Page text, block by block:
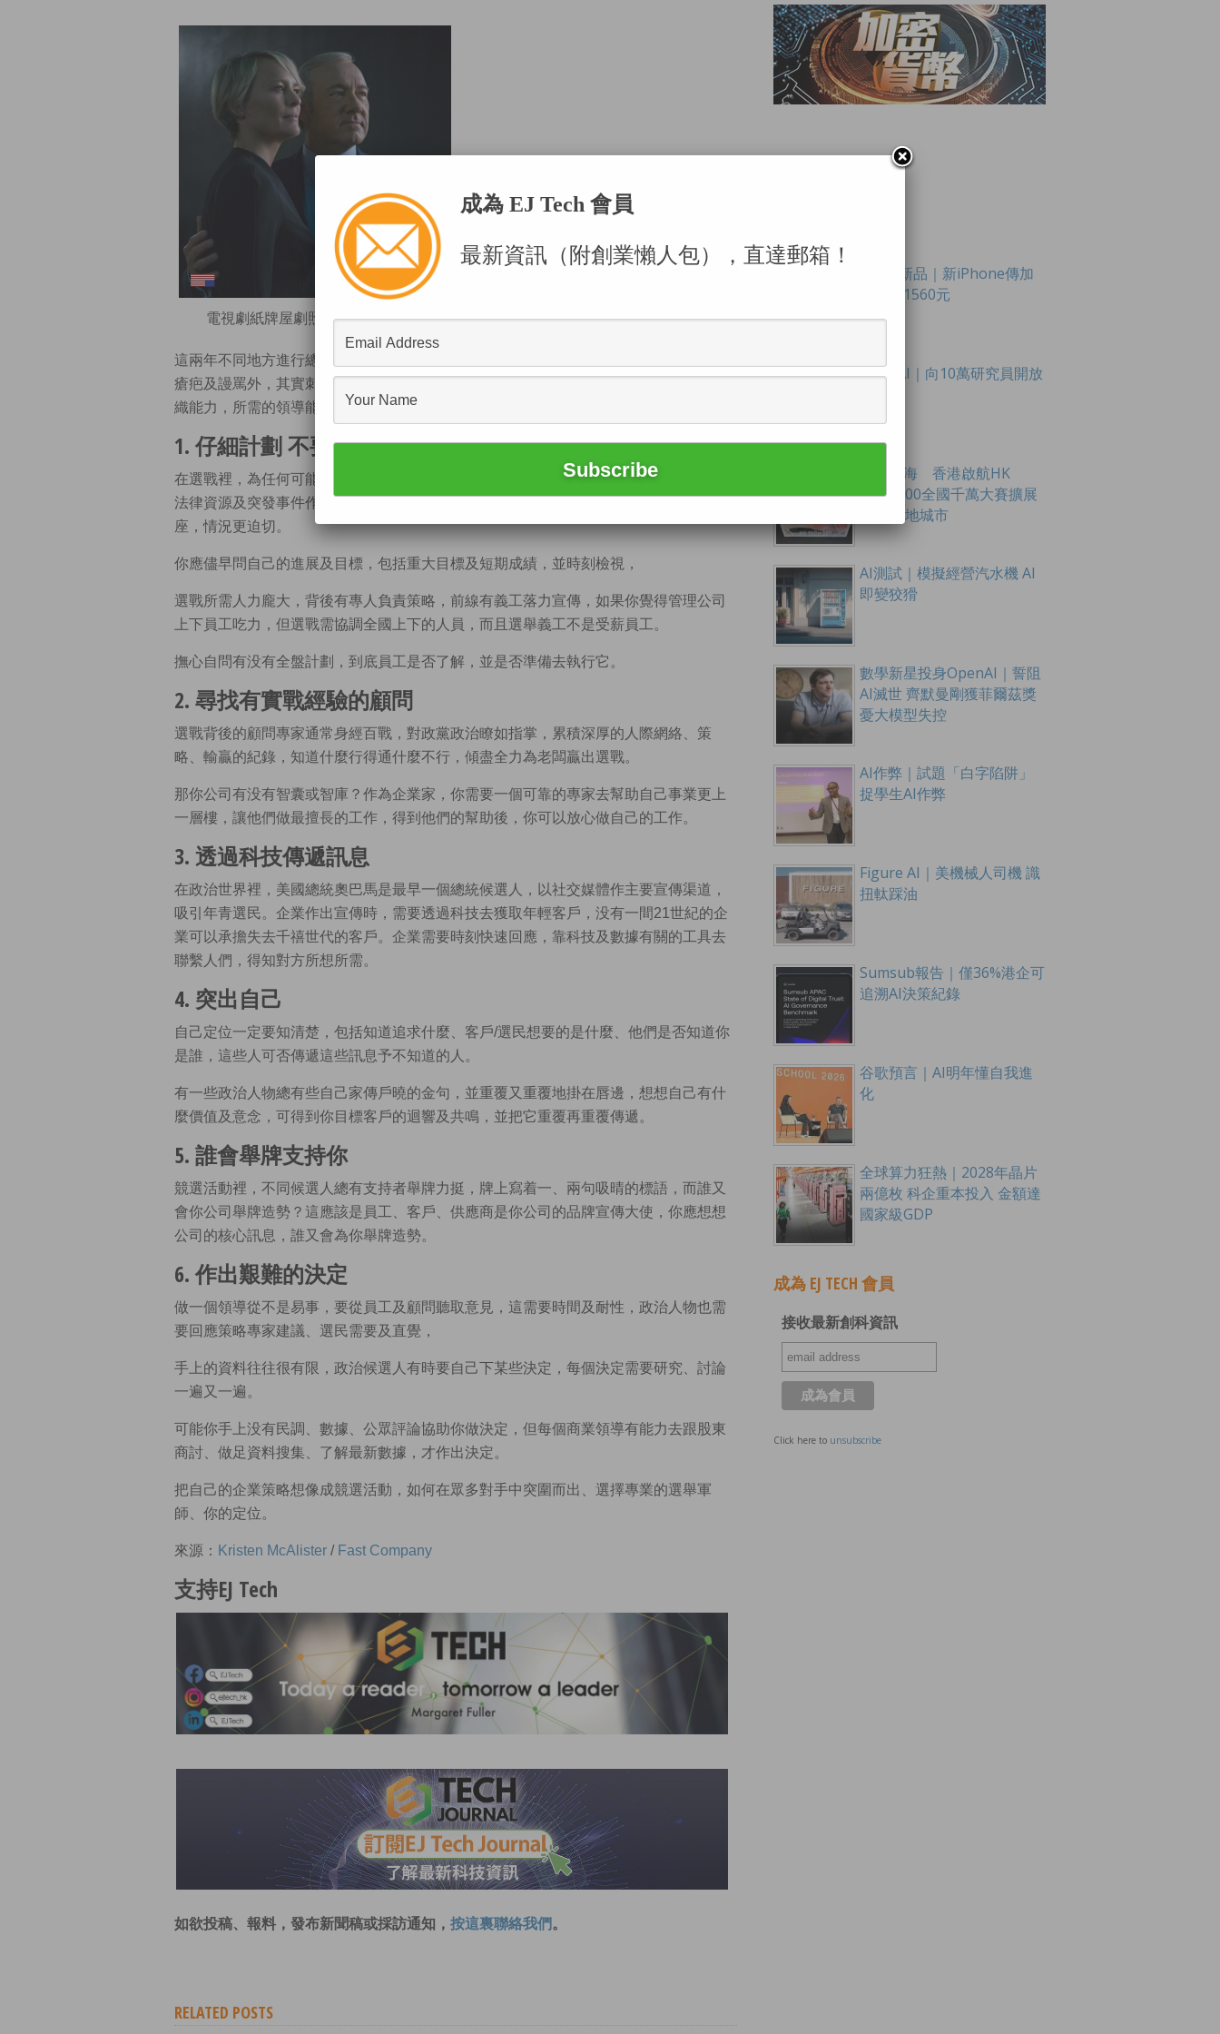
電視劇紙牌屋劇照( Facebook圖片)
這兩年不同地方進行總統換屆，上演一場又一場的選戰，雙方陣營鹿死對手，除了互揭
瘡疤及謾罵外，其實刺激的選戰跟企業管理有許多共同之處，包括籌募、管理資金及組
織能力，所需的領導能力很相似。
1. 仔細計劃 不要低估任何事情
在選戰裡，為任何可能性作出計算，避免浪費資源及被對手找到把柄，因此選戰裡常為
法律資源及突發事件作出計劃。不像企業家，政治人物需在指定時間內競逐到總統寶
座，情況更迫切。
你應儘早問自己的進展及目標，包括重大目標及短期成績，並時刻檢視，
選戰所需人力龐大，背後有專人負責策略，前線有義工落力宣傳，如果你覺得管理公司
上下員工吃力，但選戰需協調全國上下的人員，而且選舉義工不是受薪員工。
撫心自問有没有全盤計劃，到底員工是否了解，並是否準備去執行它。
2. 尋找有實戰經驗的顧問
選戰背後的顧問專家通常身經百戰，對政黨政治瞭如指掌，累積深厚的人際網絡、策
略、輸贏的紀錄，知道什麼行得通什麼不行，傾盡全力為老闆贏出選戰。
那你公司有没有智囊或智庫？作為企業家，你需要一個可靠的專家去幫助自己事業更上
一層樓，讓他們做最擅長的工作，得到他們的幫助後，你可以放心做自己的工作。
3. 透過科技傳遞訊息
在政治世界裡，美國總統奧巴馬是最早一個總統候選人，以社交媒體作主要宣傳渠道，
吸引年青選民。企業作出宣傳時，需要透過科技去獲取年輕客戶，没有一間21世紀的企
業可以承擔失去千禧世代的客戶。企業需要時刻快速回應，靠科技及數據有關的工具去
聯繫人們，得知對方所想所需。
4. 突出自己
自己定位一定要知清楚，包括知道追求什麼、客戶/選民想要的是什麼、他們是否知道你
是誰，這些人可否傳遞這些訊息予不知道的人。
有一些政治人物總有些自己家傳戶曉的金句，並重覆又重覆地掛在唇邊，想想自己有什
麼價值及意念，可得到你目標客戶的迴響及共鳴，並把它重覆再重覆傳遞。
5. 誰會舉牌支持你
競選活動裡，不同候選人總有支持者舉牌力挺，牌上寫着一、兩句吸晴的標語，而誰又
會你公司舉牌造勢？這應該是員工、客戶、供應商是你公司的品牌宣傳大使，你應想想
公司的核心訊息，誰又會為你舉牌造勢。
6. 作出艱難的決定
做一個領導從不是易事，要從員工及顧問聽取意見，這需要時間及耐性，政治人物也需
要回應策略專家建議、選民需要及直覺，
手上的資料往往很有限，政治候選人有時要自己下某些決定，每個決定需要研究、討論
一遍又一遍。
可能你手上没有民調、數據、公眾評論協助你做決定，但每個商業領導有能力去跟股東
商討、做足資料搜集、了解最新數據，才作出決定。
把自己的企業策略想像成競選活動，如何在眾多對手中突圍而出、選擇專業的選舉軍
師、你的定位。
來源： Kristen McAlister / Fast Company
支持EJ Tech
如欲投稿、報料，發布新聞稿或採訪通知， 按這裏聯絡我們 。
RELATED POSTS
POPULAR POSTS
Apple新品｜新iPhone傳加
價最多1560元
OpenAI｜向10萬研究員開放
創科出海 香港啟航HK
Tech 300全國千萬大賽擴展
至16內地城市
AI測試｜模擬經營汽水機 AI
即變狡猾
數學新星投身OpenAI｜誓阻
AI滅世 齊默曼剛獲菲爾茲獎
憂大模型失控
AI作弊｜試題「白字陷阱」
捉學生AI作弊
Figure AI｜美機械人司機 識
扭軚踩油
Sumsub報告｜僅36%港企可
追溯AI決策紀錄
谷歌預言｜AI明年懂自我進
化
全球算力狂熱｜2028年晶片
兩億枚 科企重本投入 金額達
國家級GDP
成為 EJ TECH 會員
接收最新創科資訊
Click here to unsubscribe
成為 EJ Tech 會員
最新資訊（附創業懶人包），直達郵箱！